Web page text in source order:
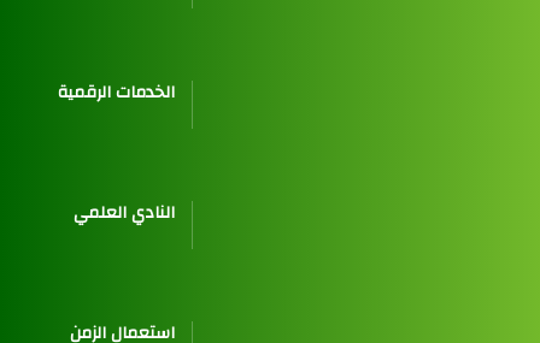
الخدمات الرقمية
النادي العلمي
استعمال الزمن